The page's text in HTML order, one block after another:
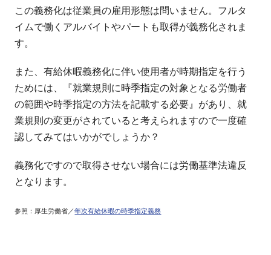
この義務化は従業員の雇用形態は問いません。フルタ
イムで働くアルバイトやパートも取得が義務化されま
す。
また、有給休暇義務化に伴い使用者が時期指定を行う
ためには、『就業規則に時季指定の対象となる労働者
の範囲や時季指定の方法を記載する必要』があり、就
業規則の変更がされていると考えられますので一度確
認してみてはいかがでしょうか？
義務化ですので取得させない場合には労働基準法違反
となります。
参照：厚生労働省／年次有給休暇の時季指定義務